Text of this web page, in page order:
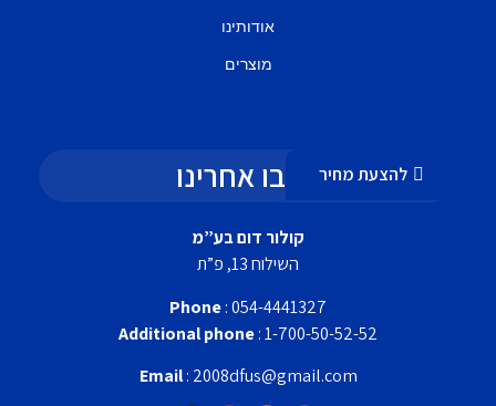
אודותינו
מוצרים
עקבו אחרינו
קולור דום בע”מ
השילוח 13, פ”ת
Phone: 054-4441327
Additional phone: 1-700-50-52-52
Email: 2008dfus@gmail.com
להצעת מחיר